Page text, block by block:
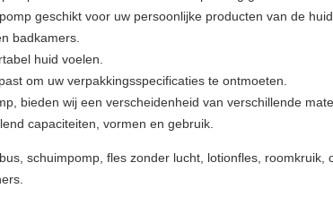
geschikt voor uw persoonlijke producten van de
badkamers.
huid voelen.
om uw verpakkingsspecificaties te ontmoeten.
bieden wij een verscheidenheid van verschillende
capaciteiten, vormen en gebruik.
schuimpomp, fles zonder lucht, lotionfles, roomkruik,